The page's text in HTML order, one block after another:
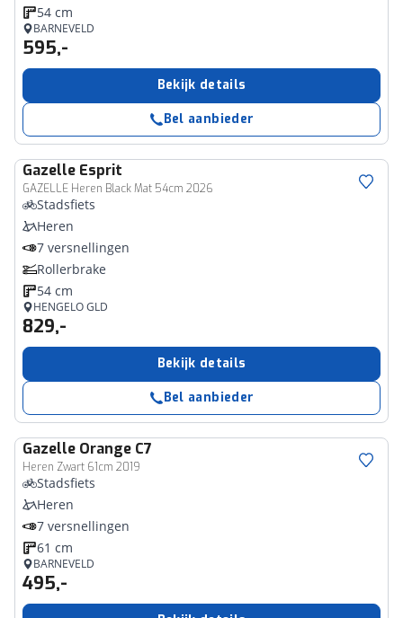
54 cm
BARNEVELD
595,-
Bekijk details
Bel aanbieder
Gazelle Esprit
GAZELLE Heren Black Mat 54cm 2026
Stadsfiets
Heren
7 versnellingen
Rollerbrake
54 cm
HENGELO GLD
829,-
Bekijk details
Bel aanbieder
Gazelle Orange C7
Heren Zwart 61cm 2019
Stadsfiets
Heren
7 versnellingen
61 cm
BARNEVELD
495,-